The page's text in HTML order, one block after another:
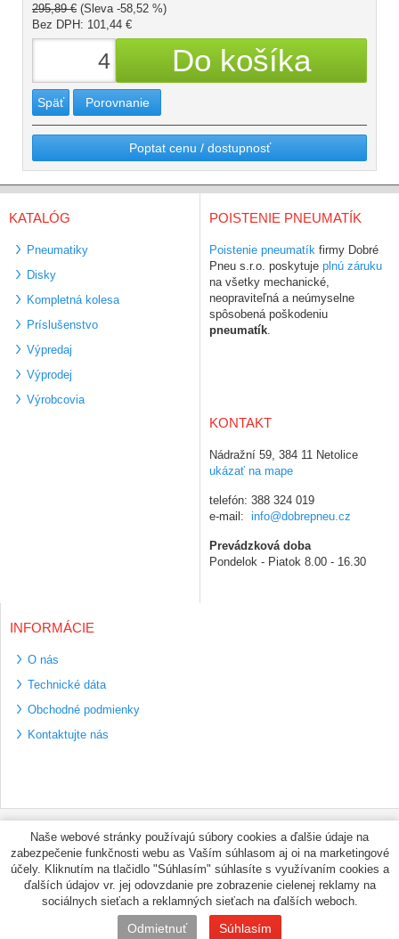
295,89 € (Sleva -58,52 %)
Bez DPH: 101,44 €
Späť Porovnanie
Poptat cenu / dostupnosť
KATALÓG
Pneumatiky
Disky
Kompletná kolesa
Príslušenstvo
Výpredaj
Výprodej
Výrobcovia
POISTENIE PNEUMATÍK
Poistenie pneumatík firmy Dobré
Pneu s.r.o. poskytuje plnú záruku
na všetky mechanické,
neopraviteľná a neúmyselne
spôsobená poškodeniu
pneumatík
KONTAKT
Nádražní 59, 384 11 Netolice
ukázať na mape
telefón: 388 324 019
e-mail: info@dobrepneu.cz
Prevádzková doba
Pondelok - Piatok 8.00 - 16.30
INFORMÁCIE
O nás
Technické dáta
Obchodné podmienky
Kontaktujte nás
Bezpečné platební
metody
Využíváme zasílání
PPL
© PNEUMAX.SK 2026 by
Naše webové stránky používajú súbory cookies a ďalšie údaje na
zabezpečenie funkčnosti webu as Vaším súhlasom aj oi na marketingové
účely. Kliknutím na tlačidlo "Súhlasím" súhlasíte s využívaním cookies a
ďalších údajov vr. jej odovzdanie pre zobrazenie cielenej reklamy na
sociálnych sieťach a reklamných sieťach na ďalších weboch.
Odmietnuť Súhlasím